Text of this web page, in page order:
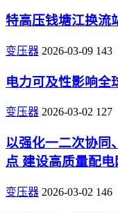
特高压钱塘江换流
变压器 2026-03-09 143
电力可及性影响全
变压器 2026-03-02 127
以强化一二次协同
点 建设高质量配电
变压器 2026-03-02 146